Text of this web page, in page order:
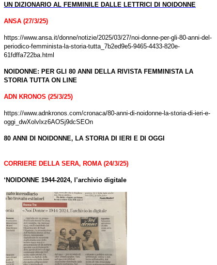
UN DIZIONARIO AL FEMMINILE DALLE LETTRICI DI NOIDONNE
ANSA (27/3/25)
https://www.ansa.it/donne/notizie/2025/03/27/noi-donne-per-gli-80-anni-del-
periodico-femminista-la-storia-tutta_7b2ed9e5-9465-4433-820e-
61fdffa722ba.html
NOIDONNE: PER GLI 80 ANNI DELLA RIVISTA FEMMINISTA LA
STORIA TUTTA ON LINE
ADN KRONOS (25/3/25)
https://www.adnkronos.com/cronaca/80-anni-di-noidonne-la-storia-di-ieri-e-
oggi_dwXolvlxz6AOSj9dcSEOn
80 ANNI DI NOIDONNE, LA STORIA DI IERI E DI OGGI
CORRIERE DELLA SERA, ROMA (24/3/25)
‘NOIDONNE 1944-2024, l’archivio digitale